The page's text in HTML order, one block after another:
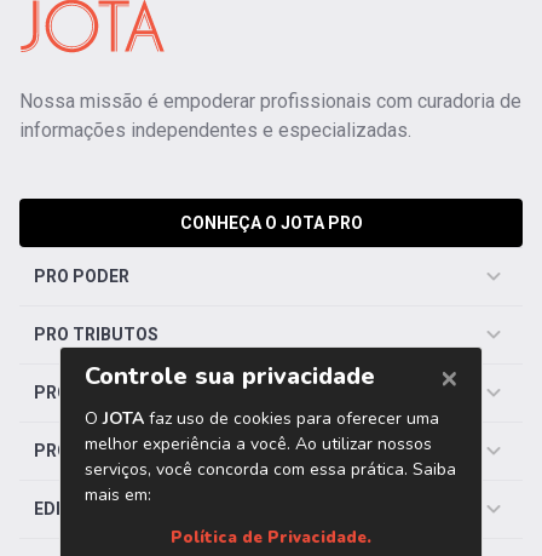
Nossa missão é empoderar profissionais com curadoria de
informações independentes e especializadas.
CONHEÇA O JOTA PRO
PRO PODER
PRO TRIBUTOS
PRO TRABALHISTA
PRO SAÚDE
EDITORIAS